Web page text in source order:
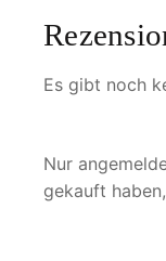
Es gibt noch
Nur
gekauft